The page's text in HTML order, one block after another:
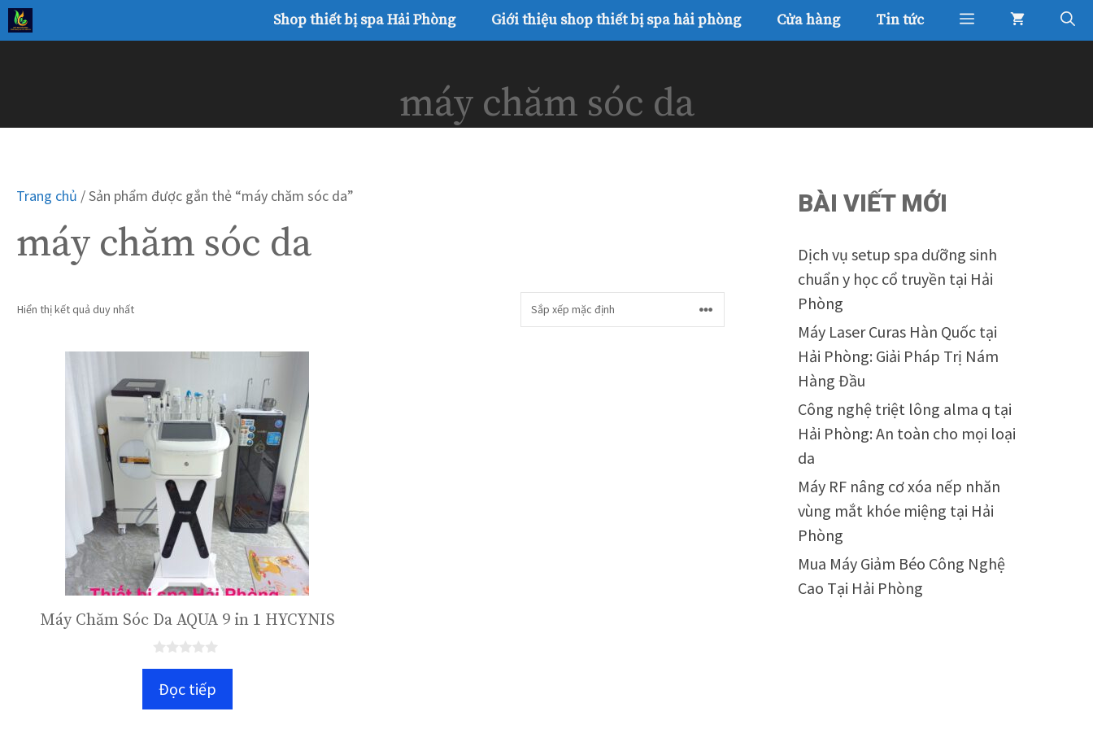
Chuyển
đến
Shop thiết bị spa Hải Phòng Giới thiệu shop thiết bị spa hải phòng Cửa hàng Tin tức
máy chăm sóc da
Trang chủ / Sản phẩm được gắn thẻ “máy chăm sóc da”
máy chăm sóc da
Hiển thị kết quả duy nhất
Máy Chăm Sóc Da AQUA 9 in 1 HYCYNIS
gĐọc tiếp
BÀI VIẾT MỚI
Dịch vụ setup spa dưỡng sinh
chuẩn y học cổ truyền tại Hải
Phòng
Máy Laser Curas Hàn Quốc tại
Hải Phòng: Giải Pháp Trị Nám
Hàng Đầu
Công nghệ triệt lông alma q tại
Hải Phòng: An toàn cho mọi loại
da
Máy RF nâng cơ xóa nếp nhăn
vùng mắt khóe miệng tại Hải
Phòng
Mua Máy Giảm Béo Công Nghệ
Cao Tại Hải Phòng